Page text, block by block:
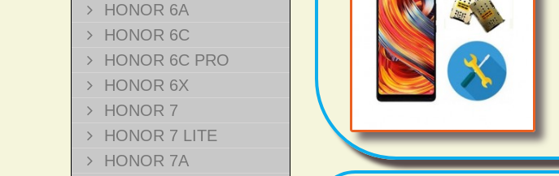
HONOR 6A
HONOR 6C
HONOR 6C PRO
HONOR 6X
HONOR 7
HONOR 7 LITE
HONOR 7A